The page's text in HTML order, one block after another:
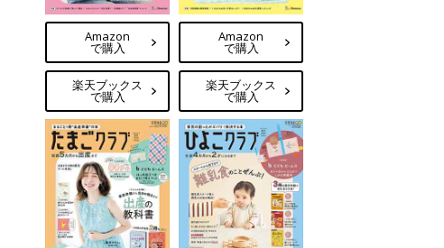
Amazon
で購入
楽天ブックス
で購入
Amazon
で購入
楽天ブックス
で購入